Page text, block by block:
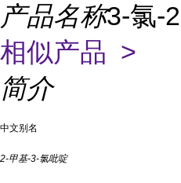
产品名称3-氯-
相似产品 >
简介
中文别名
2-甲基-3-氯吡啶